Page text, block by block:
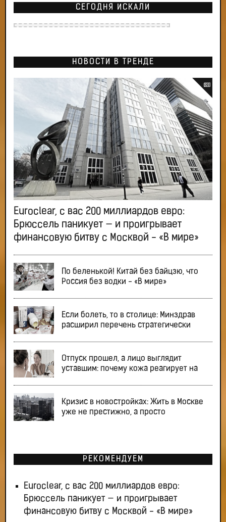
СЕГОДНЯ ИСКАЛИ
НОВОСТИ В ТРЕНДЕ
Euroclear, с вас 200 миллиардов евро:
Брюссель паникует — и проигрывает
финансовую битву с Москвой - «В мире»
По беленькой! Китай без байцзю, что
Россия без водки - «В мире»
Если болеть, то в столице: Минздрав
расширил перечень стратегически
Отпуск прошел, а лицо выглядит
уставшим: почему кожа реагирует на
Кризис в новостройках: Жить в Москве
уже не престижно, а просто
РЕКОМЕНДУЕМ
Euroclear, с вас 200 миллиардов евро:
Брюссель паникует — и проигрывает
финансовую битву с Москвой - «В мире»